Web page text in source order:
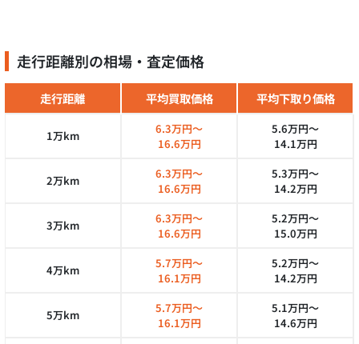
走行距離別の相場・査定価格
走行距離 平均買取価格 平均下取り価格
1万km
6.3万円～
16.6万円
5.6万円～
14.1万円
2万km
6.3万円～
16.6万円
5.3万円～
14.2万円
3万km
6.3万円～
16.6万円
5.2万円～
15.0万円
4万km
5.7万円～
16.1万円
5.2万円～
14.2万円
5万km
5.7万円～
16.1万円
5.1万円～
14.6万円